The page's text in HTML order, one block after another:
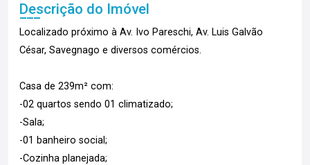
Descrição do Imóvel
Localizado próximo à Av. Ivo Pareschi, Av. Luis Galvão
César, Savegnago e diversos comércios.
Casa de 239m² com:
-02 quartos sendo 01 climatizado;
-Sala;
-01 banheiro social;
-Cozinha planejada;